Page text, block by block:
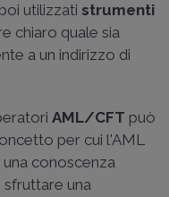
utilizzati strumenti
chiaro quale sia
a un indirizzo di
AML/CFT può
per cui l'AML
conoscenza
una